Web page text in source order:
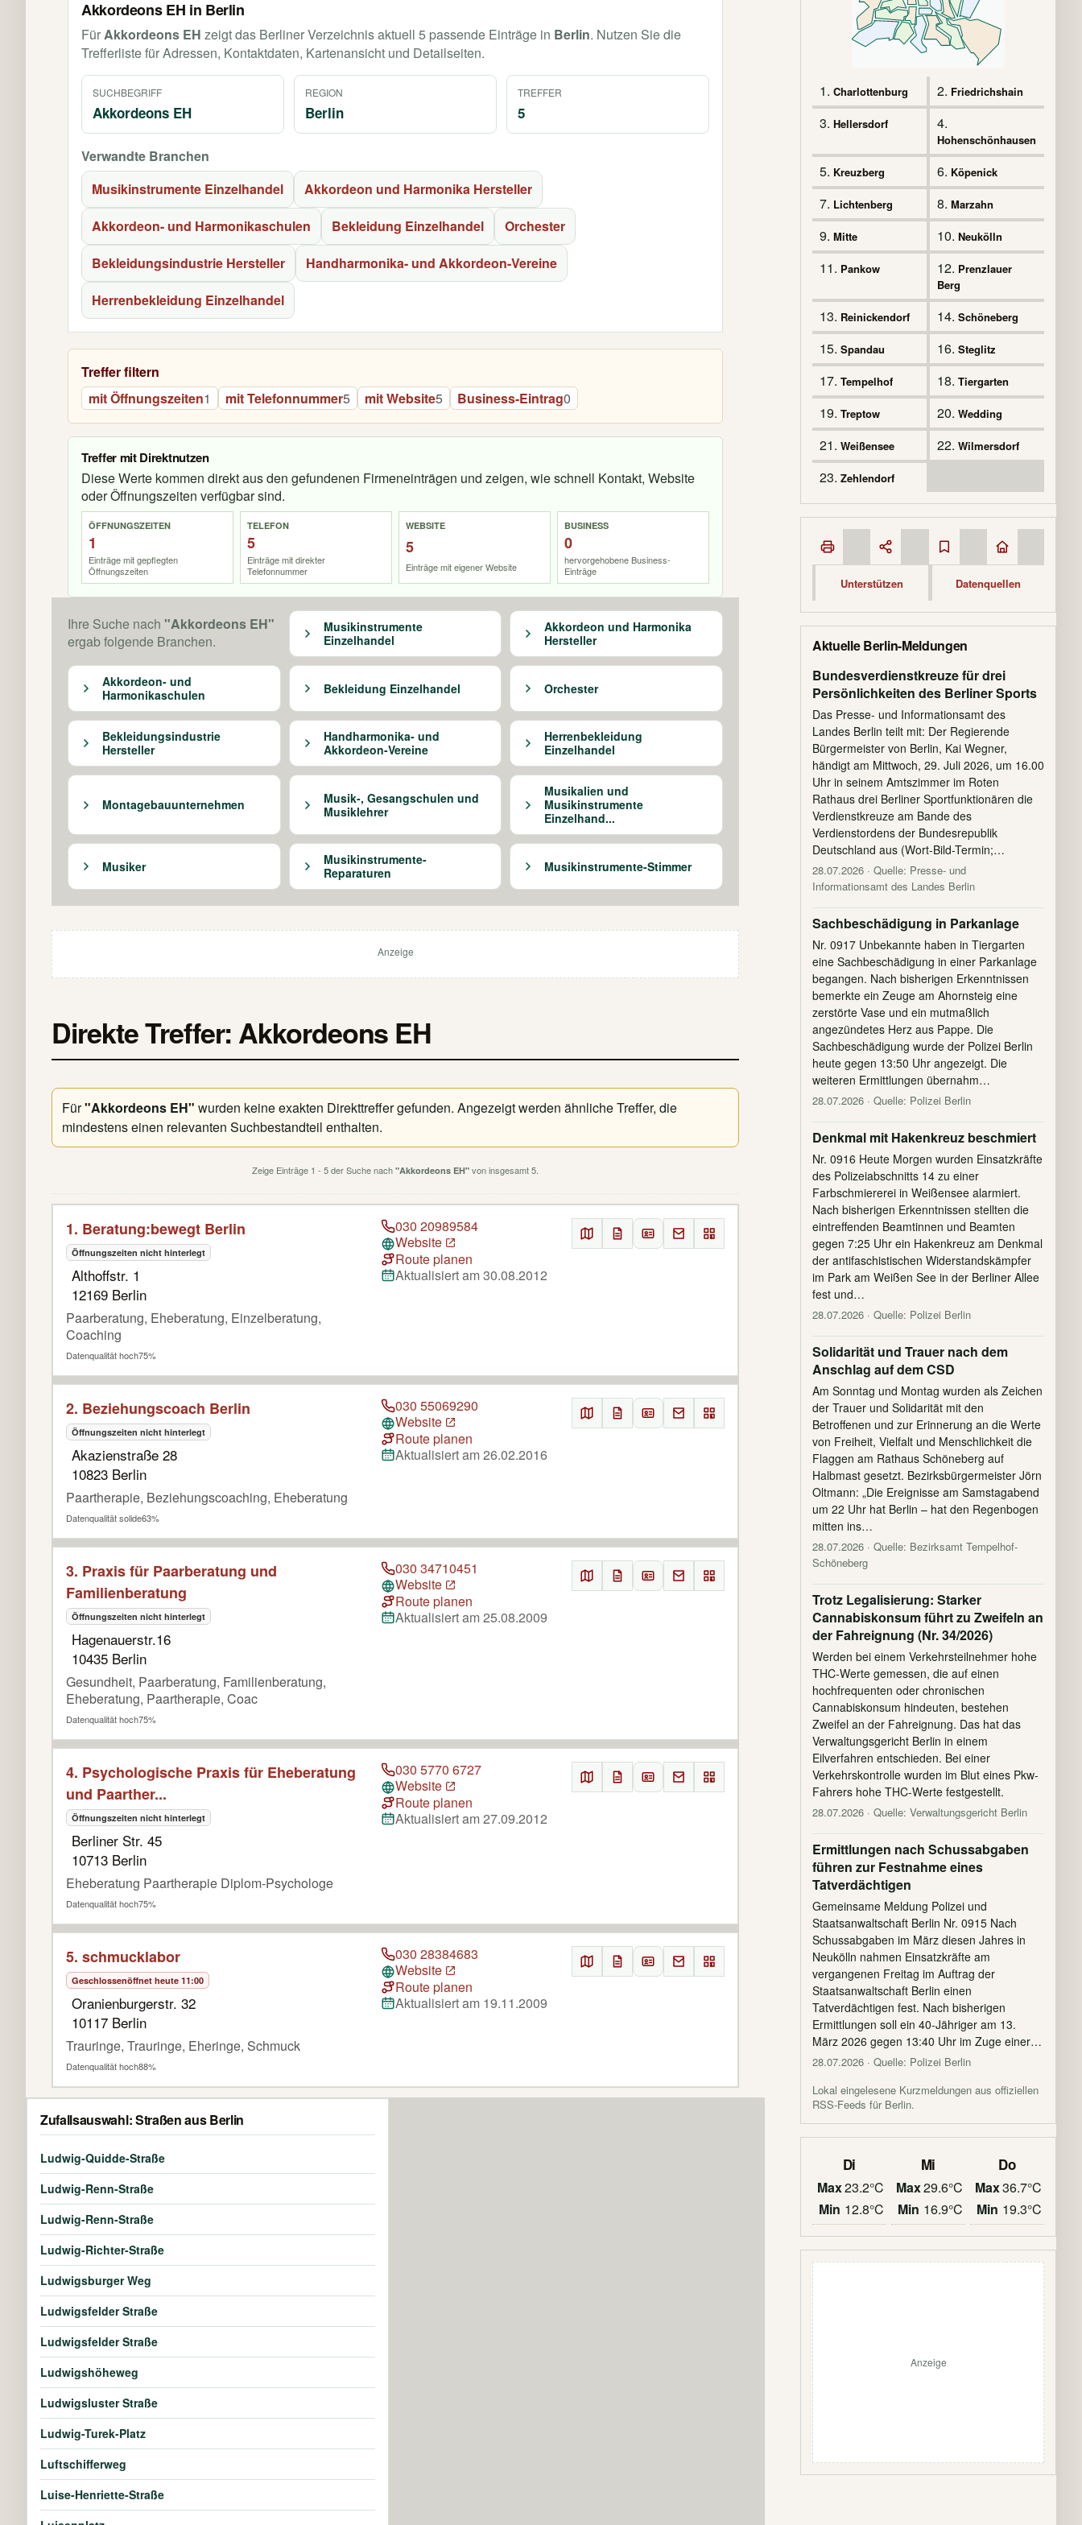
1. Charlottenburg 2. Friedrichshain
3. Hellersdorf 4.
Hohenschönhausen
5. Kreuzberg 6. Köpenick
7. Lichtenberg 8. Marzahn
9. Mitte 10. Neukölln
11. Pankow 12. Prenzlauer
Berg
13. Reinickendorf 14. Schöneberg
15. Spandau 16. Steglitz
17. Tempelhof 18. Tiergarten
19. Treptow 20. Wedding
21. Weißensee 22. Wilmersdorf
23. Zehlendorf
Unterstützen Datenquellen
Aktuelle Berlin-Meldungen
Bundesverdienstkreuze für drei
Persönlichkeiten des Berliner Sports
Das Presse- und Informationsamt des
Landes Berlin teilt mit: Der Regierende
Bürgermeister von Berlin, Kai Wegner,
händigt am Mittwoch, 29. Juli 2026, um 16.00
Uhr in seinem Amtszimmer im Roten
Rathaus drei Berliner Sportfunktionären die
Verdienstkreuze am Bande des
Verdienstordens der Bundesrepublik
Deutschland aus (Wort-Bild-Termin;…
28.07.2026 · Quelle: Presse- und
Informationsamt des Landes Berlin
Sachbeschädigung in Parkanlage
Nr. 0917 Unbekannte haben in Tiergarten
eine Sachbeschädigung in einer Parkanlage
begangen. Nach bisherigen Erkenntnissen
bemerkte ein Zeuge am Ahornsteig eine
zerstörte Vase und ein mutmaßlich
angezündetes Herz aus Pappe. Die
Sachbeschädigung wurde der Polizei Berlin
heute gegen 13:50 Uhr angezeigt. Die
weiteren Ermittlungen übernahm…
28.07.2026 · Quelle: Polizei Berlin
Denkmal mit Hakenkreuz beschmiert
Nr. 0916 Heute Morgen wurden Einsatzkräfte
des Polizeiabschnitts 14 zu einer
Farbschmiererei in Weißensee alarmiert.
Nach bisherigen Erkenntnissen stellten die
eintreffenden Beamtinnen und Beamten
gegen 7:25 Uhr ein Hakenkreuz am Denkmal
der antifaschistischen Widerstandskämpfer
im Park am Weißen See in der Berliner Allee
fest und…
28.07.2026 · Quelle: Polizei Berlin
Solidarität und Trauer nach dem
Anschlag auf dem CSD
Am Sonntag und Montag wurden als Zeichen
der Trauer und Solidarität mit den
Betroffenen und zur Erinnerung an die Werte
von Freiheit, Vielfalt und Menschlichkeit die
Flaggen am Rathaus Schöneberg auf
Halbmast gesetzt. Bezirksbürgermeister Jörn
Oltmann: „Die Ereignisse am Samstagabend
um 22 Uhr hat Berlin – hat den Regenbogen
mitten ins…
28.07.2026 · Quelle: Bezirksamt Tempelhof-
Schöneberg
Trotz Legalisierung: Starker
Cannabiskonsum führt zu Zweifeln an
der Fahreignung (Nr. 34/2026)
Werden bei einem Verkehrsteilnehmer hohe
THC-Werte gemessen, die auf einen
hochfrequenten oder chronischen
Cannabiskonsum hindeuten, bestehen
Zweifel an der Fahreignung. Das hat das
Verwaltungsgericht Berlin in einem
Eilverfahren entschieden. Bei einer
Verkehrskontrolle wurden im Blut eines Pkw-
Fahrers hohe THC-Werte festgestellt.
28.07.2026 · Quelle: Verwaltungsgericht Berlin
Ermittlungen nach Schussabgaben
führen zur Festnahme eines
Tatverdächtigen
Gemeinsame Meldung Polizei und
Staatsanwaltschaft Berlin Nr. 0915 Nach
Schussabgaben im März diesen Jahres in
Neukölln nahmen Einsatzkräfte am
vergangenen Freitag im Auftrag der
Staatsanwaltschaft Berlin einen
Tatverdächtigen fest. Nach bisherigen
Ermittlungen soll ein 40-Jähriger am 13.
März 2026 gegen 13:40 Uhr im Zuge einer…
28.07.2026 · Quelle: Polizei Berlin
Lokal eingelesene Kurzmeldungen aus offiziellen
RSS-Feeds für Berlin.
Di
Max23.2°C
Min 12.8°C
Mi
Max29.6°C
Min 16.9°C
Do
Max36.7°C
Min 19.3°C
Anzeige
Akkordeons EH in Berlin
FürAkkordeons EH zeigt das Berliner Verzeichnis aktuell 5 passende Einträge in Berlin. Nutzen Sie die
Trefferliste für Adressen, Kontaktdaten, Kartenansicht und Detailseiten.
SUCHBEGRIFF
Akkordeons EH
REGION
Berlin
TREFFER
5
Verwandte Branchen
Musikinstrumente Einzelhandel
Akkordeon und Harmonika Hersteller
Akkordeon- und Harmonikaschulen
Bekleidung Einzelhandel
Orchester
Bekleidungsindustrie Hersteller
Handharmonika- und Akkordeon-Vereine
Herrenbekleidung Einzelhandel
Treffer filtern
mit Öffnungszeiten1 mit Telefonnummer5 mit Website5 Business-Eintrag0
Treffer mit Direktnutzen
Diese Werte kommen direkt aus den gefundenen Firmeneinträgen und zeigen, wie schnell Kontakt, Website
oder Öffnungszeiten verfügbar sind.
ÖFFNUNGSZEITEN
1
Einträge mit gepflegten
Öffnungszeiten
TELEFON
5
Einträge mit direkter
Telefonnummer
WEBSITE
5
Einträge mit eigener Website
BUSINESS
0
hervorgehobene Business-
Einträge
Ihre Suche nach "Akkordeons EH"
ergab folgende Branchen.
Musikinstrumente
Einzelhandel
Akkordeon und Harmonika
Hersteller
Akkordeon- und
Harmonikaschulen
Bekleidung Einzelhandel Orchester
Bekleidungsindustrie
Hersteller
Handharmonika- und
Akkordeon-Vereine
Herrenbekleidung
Einzelhandel
Montagebauunternehmen
Musik-, Gesangschulen und
Musiklehrer
Musikalien und
Musikinstrumente
Einzelhand...
Musiker
Musikinstrumente-
Reparaturen
Musikinstrumente-Stimmer
Anzeige
Direkte Treffer: Akkordeons EH
Für"Akkordeons EH" wurden keine exakten Direkttreffer gefunden. Angezeigt werden ähnliche Treffer, die
mindestens einen relevanten Suchbestandteil enthalten.
Zeige Einträge 1 - 5 der Suche nach "Akkordeons EH" von insgesamt 5.
1. Beratung:bewegt Berlin
Öffnungszeiten nicht hinterlegt
Althoffstr. 1
12169 Berlin
Paarberatung, Eheberatung, Einzelberatung,
Coaching
Datenqualität hoch75%
030 20989584
Website
Route planen
Aktualisiert am 30.08.2012
2. Beziehungscoach Berlin
Öffnungszeiten nicht hinterlegt
Akazienstraße 28
10823 Berlin
Paartherapie, Beziehungscoaching, Eheberatung
Datenqualität solide63%
030 55069290
Website
Route planen
Aktualisiert am 26.02.2016
3. Praxis für Paarberatung und
Familienberatung
Öffnungszeiten nicht hinterlegt
Hagenauerstr.16
10435 Berlin
Gesundheit, Paarberatung, Familienberatung,
Eheberatung, Paartherapie, Coac
Datenqualität hoch75%
030 34710451
Website
Route planen
Aktualisiert am 25.08.2009
4. Psychologische Praxis für Eheberatung
und Paarther...
Öffnungszeiten nicht hinterlegt
Berliner Str. 45
10713 Berlin
Eheberatung Paartherapie Diplom-Psychologe
Datenqualität hoch75%
030 5770 6727
Website
Route planen
Aktualisiert am 27.09.2012
5. schmucklabor
Geschlossenöffnet heute 11:00
Oranienburgerstr. 32
10117 Berlin
Trauringe, Trauringe, Eheringe, Schmuck
Datenqualität hoch88%
030 28384683
Website
Route planen
Aktualisiert am 19.11.2009
Zufallsauswahl: Straßen aus Berlin
Ludwig-Quidde-Straße
Ludwig-Renn-Straße
Ludwig-Renn-Straße
Ludwig-Richter-Straße
Ludwigsburger Weg
Ludwigsfelder Straße
Ludwigsfelder Straße
Ludwigshöheweg
Ludwigsluster Straße
Ludwig-Turek-Platz
Luftschifferweg
Luise-Henriette-Straße